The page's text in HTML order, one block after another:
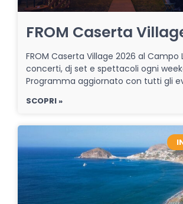
FROM Caserta
FROM Caserta Village 2026 al Campo
concerti, dj set e spettacoli ogni
Programma aggiornato con tutti gli
SCOPRI »